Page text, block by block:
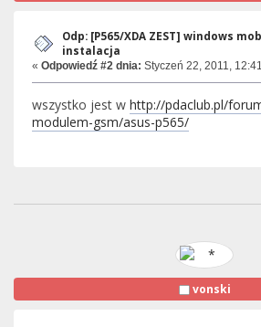
Odp: [P565/XDA ZEST] windows
instalacja
« Odpowiedź #2 dnia: Styczeń 22, 2011,
wszystko jest w http://pdaclub.pl/
modulem-gsm/asus-p565/
vonski